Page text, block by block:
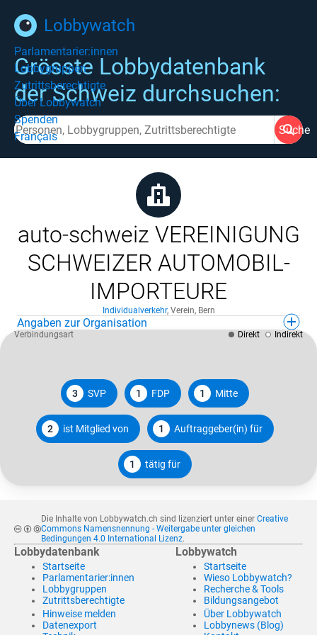
Lobbywatch
Parlamentarier:innen
Lobbygruppen
Zutrittsberechtigte
Über Lobbywatch
Spenden
Français
Grösste Lobbydatenbank
der Schweiz durchsuchen:
Suche
auto-schweiz VEREINIGUNG
SCHWEIZER AUTOMOBIL-
IMPORTEURE
Individualverkehr, Verein, Bern
Angaben zur Organisation
3 SVP 1 FDP 1 Mitte
2 ist Mitglied von 1 Auftraggeber(in) für
1 tätig für
Verbindungsart Direkt Indirekt
Die Inhalte von Lobbywatch.ch sind lizenziert unter einer Creative
Commons Namensnennung - Weitergabe unter gleichen
Bedingungen 4.0 International Lizenz.
Lobbydatenbank
Startseite
Parlamentarier:innen
Lobbygruppen
Zutrittsberechtigte
Hinweise melden
Datenexport
Lobbywatch
Startseite
Wieso Lobbywatch?
Recherche & Tools
Bildungsangebot
Über Lobbywatch
Lobbynews (Blog)